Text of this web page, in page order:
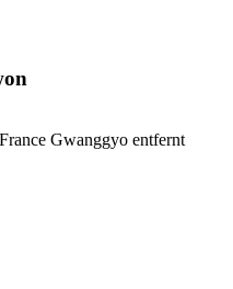
Gwanggyo entfernt